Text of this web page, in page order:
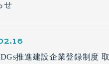
せ
推進建設企業登録制度 取